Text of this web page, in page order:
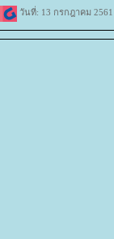
วันที่: 13 กรกฎาคม 2561